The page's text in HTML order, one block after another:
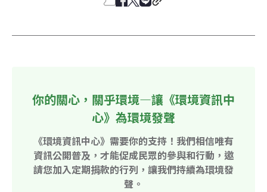
你的關心，關乎環境—讓《環境資訊中
心》為環境發聲
《環境資訊中心》需要你的支持！我們相信唯有
資訊公開普及，才能促成民眾的參與和行動，邀
請您加入定期捐款的行列，讓我們持續為環境發
聲。